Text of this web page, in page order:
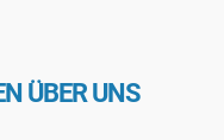
ÜBER UNS